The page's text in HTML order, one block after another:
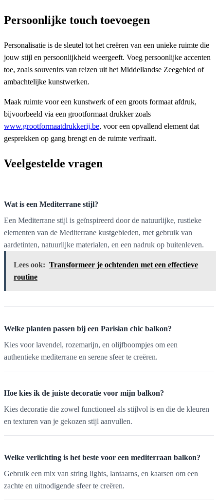
Persoonlijke touch toevoegen
Personalisatie is de sleutel tot het creëren van een unieke ruimte die
jouw stijl en persoonlijkheid weergeeft. Voeg persoonlijke accenten
toe, zoals souvenirs van reizen uit het Middellandse Zeegebied of
ambachtelijke kunstwerken.
Maak ruimte voor een kunstwerk of een groots formaat afdruk,
bijvoorbeeld via een grootformaat drukker zoals
www.grootformaatdrukkerij.be, voor een opvallend element dat
gesprekken op gang brengt en de ruimte verfraait.
Veelgestelde vragen
Wat is een Mediterrane stijl?
Een Mediterrane stijl is geïnspireerd door de natuurlijke, rustieke
elementen van de Mediterrane kustgebieden, met gebruik van
aardetinten, natuurlijke materialen, en een nadruk op buitenleven.
Lees ook: Transformeer je ochtenden met een effectieve
routine
Welke planten passen bij een Parisian chic balkon?
Kies voor lavendel, rozemarijn, en olijfboompjes om een
authentieke mediterrane en serene sfeer te creëren.
Hoe kies ik de juiste decoratie voor mijn balkon?
Kies decoratie die zowel functioneel als stijlvol is en die de kleuren
en texturen van je gekozen stijl aanvullen.
Welke verlichting is het beste voor een mediterraan balkon?
Gebruik een mix van string lights, lantaarns, en kaarsen om een
zachte en uitnodigende sfeer te creëren.